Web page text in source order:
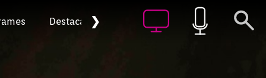
Destacat ❯